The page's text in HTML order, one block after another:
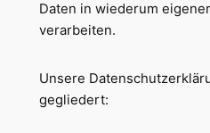
Daten in wiederum
verarbeiten.
Unsere
gegliedert: